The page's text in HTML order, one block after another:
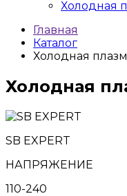
Холодная
Главная
Каталог
Холодная
Холодная
SB EXPERT
НАПРЯЖЕНИЕ
110-240